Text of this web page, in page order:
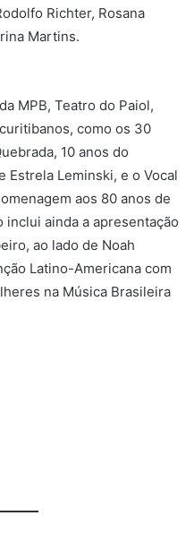
Richter, Rosana
Martins.
MPB, Teatro do Paiol,
como os 30
10 anos do
Estrela Leminski, e o Vocal
aos 80 anos de
inclui ainda a apresentação
ao lado de Noah
Latino-Americana com
na Música Brasileira